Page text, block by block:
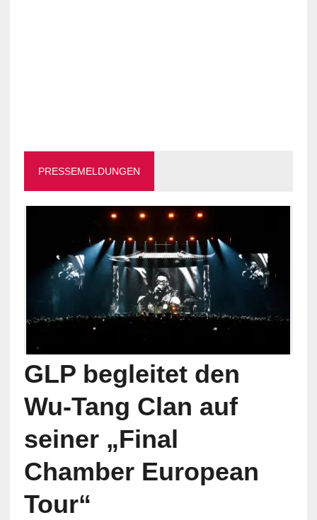
PRESSEMELDUNGEN
GLP begleitet den
Wu-Tang Clan auf
seiner „Final
Chamber European
Tour“